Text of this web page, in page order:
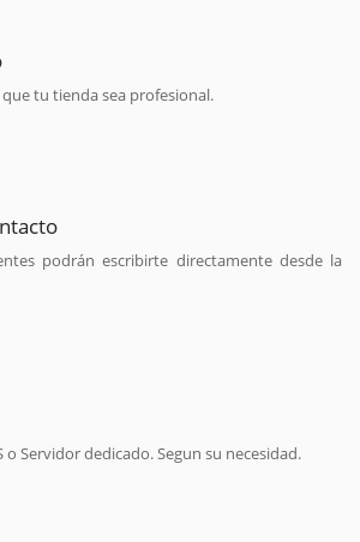
tu tienda sea profesional.
podrán escribirte directamente desde la
o Servidor dedicado. Segun su necesidad.